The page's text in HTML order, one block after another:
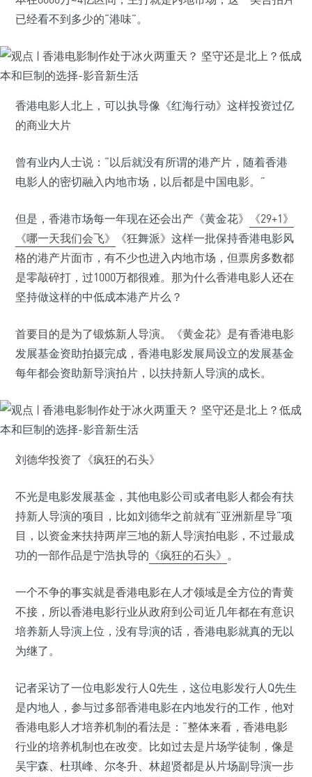
已经看不到多少的“港味”。
香港电影人北上，可以执导像《红海行动》这样投资过亿
的商业大片
曾有业内人士说：“以后就没有所谓的港产片，随着香港
电影人的密切融入内地市场，以后都是中国电影。”
但是，香港市场每一年现在还会出产《黄金花》
《29+1》
《哪一天我们会飞》
《狂舞派》这样一批保持香港电影风
格的港产片面市，有不少也进入内地市场，但票房多数都
是零敲碎打，过1000万都很难。那为什么香港电影人还在
坚持做这样的中低成本港产片么？
首要目的是为了锻炼新人导演。《黄金花》是有香港电影
发展基金资助拍摄完成，香港电影发展局设立的发展基金
每年都会资助新导演拍片，以扶持新人导演的成长。
刘德华投资了《疯狂的石头》
不光是电影发展基金，其他电影公司或者电影人都会有扶
持新人导演的项目，比如刘德华之前就有“亚洲新星导”项
目，以资金来扶持两岸三地的新人导演拍电影，不过最成
功的一部作品是宁浩执导的 《疯狂的石头》 。
一个不争的事实就是香港电影在人才领域是全方位的青黄
不接，所以香港电影行业从政府到公司近几年都在有意识
培养新人导演上位，没有导演的话，香港电影就真的无以
为继了。
记者采访了一位电影发行人Q先生，这位电影发行人Q先生
是内地人，参与过多部香港电影在内地发行的工作，他对
香港电影人才培养机制的看法是：“整体来看，香港电影
行业的培养机制也在改变。比如过去是片场学徒制，像是
吴宇森、杜琪峰、尔冬升、林超贤都是从片场副导演一步